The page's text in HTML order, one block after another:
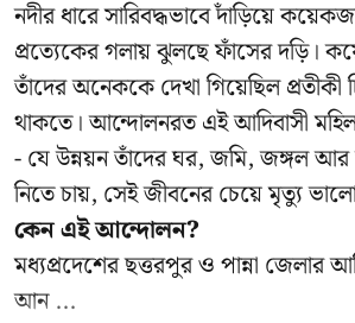
নদীর ধারে সারিবদ্ধভাবে দাঁড়িয়ে
প্রত্যেকের গলায় ঝুলছে ফাঁসের দড়ি।
তাঁদের অনেককে দেখা গিয়েছিল
থাকতে। আন্দোলনরত এই আদিবাসী
- যে উন্নয়ন তাঁদের ঘর, জমি, জঙ্গল
নিতে চায়, সেই জীবনের চেয়ে মৃত্যু
কেন এই আন্দোলন?
মধ্যপ্রদেশের ছত্তরপুর ও পান্না জেলার
আন ...